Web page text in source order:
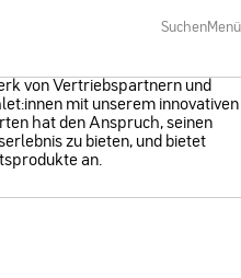
SuchenMenü
von Vertriebspartnern und
mit unserem innovativen
hat den Anspruch, seinen
zu bieten, und bietet
an.